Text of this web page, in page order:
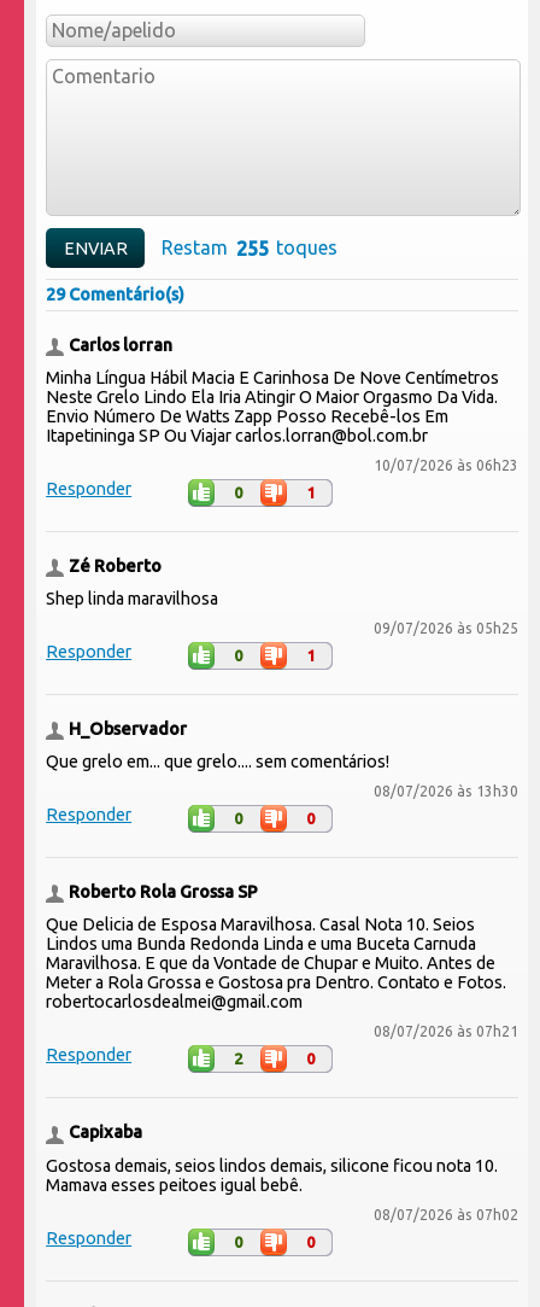
Restam toques
29 Comentário(s)
Carlos lorran
Minha Língua Hábil Macia E Carinhosa De Nove Centímetros
Neste Grelo Lindo Ela Iria Atingir O Maior Orgasmo Da Vida.
Envio Número De Watts Zapp Posso Recebê-los Em
Itapetininga SP Ou Viajar carlos.lorran@bol.com.br
10/07/2026 às 06h23
Responder 0 1
Zé Roberto
Shep linda maravilhosa
09/07/2026 às 05h25
Responder 0 1
H_Observador
Que grelo em... que grelo.... sem comentários!
08/07/2026 às 13h30
Responder 0 0
Roberto Rola Grossa SP
Que Delicia de Esposa Maravilhosa. Casal Nota 10. Seios
Lindos uma Bunda Redonda Linda e uma Buceta Carnuda
Maravilhosa. E que da Vontade de Chupar e Muito. Antes de
Meter a Rola Grossa e Gostosa pra Dentro. Contato e Fotos.
robertocarlosdealmei@gmail.com
08/07/2026 às 07h21
Responder 2 0
Capixaba
Gostosa demais, seios lindos demais, silicone ficou nota 10.
Mamava esses peitoes igual bebê.
08/07/2026 às 07h02
Responder 0 0